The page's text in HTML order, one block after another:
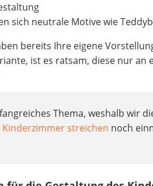
sich neutrale Motive wie
bereits Ihre eigene
ist es ratsam, diese nur an
Thema, weshalb wir
streichen noch